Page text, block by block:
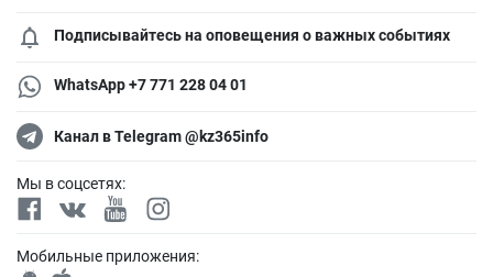
Подписывайтесь на оповещения о важных событиях
WhatsApp +7 771 228 04 01
Канал в Telegram @kz365info
Мы в соцсетях:
Мобильные приложения: